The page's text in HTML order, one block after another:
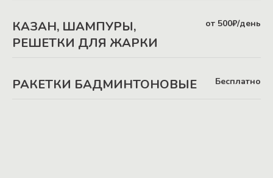
КАЗАН, ШАМПУРЫ,
РЕШЕТКИ ДЛЯ ЖАРКИ
от 500₽/день
РАКЕТКИ БАДМИНТОНОВЫЕ Бесплатно